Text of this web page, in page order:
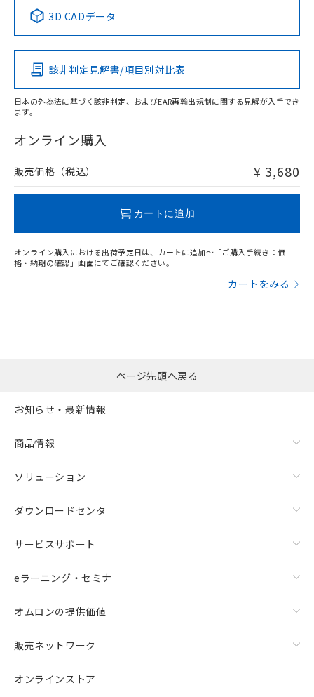
Pb Hg Cd Cr(VI)
O
在庫等で未対応品が混在する可能性があります。
問い合わせください。
3D CADデータ
該非判定見解書/項目別対比表
日本の外為法に基づく該非判定、およびEAR再輸出規制に関する見解が入手でき
ます。
オンライン購入
販売価格（税込） ¥ 3,680
カートに追加
オンライン購入における出荷予定日は、カートに追加～「ご購入手続き：価
格・納期の確認」画面にてご確認ください。
カートをみる
ページ先頭へ戻る
お知らせ・最新情報
商品情報
ソリューション
ダウンロードセンタ
サービスサポート
eラーニング・セミナ
オムロンの提供価値
販売ネットワーク
オンラインストア